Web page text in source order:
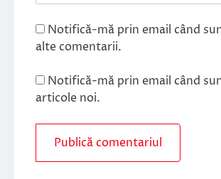
Notifică-mă prin email când
alte comentarii.
Notifică-mă prin email când
articole noi.